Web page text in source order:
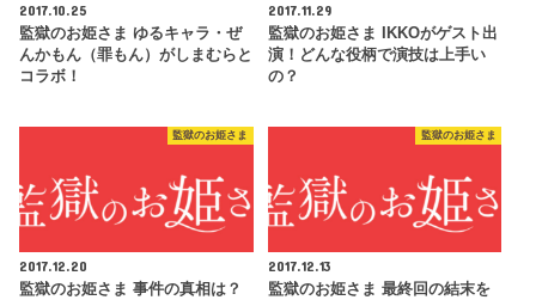
2017.10.25
監獄のお姫さま ゆるキャラ・ぜ
んかもん（罪もん）がしまむらと
コラボ！
2017.11.29
監獄のお姫さま IKKOがゲスト出
演！どんな役柄で演技は上手い
の？
監獄のお姫さま
2017.12.20
監獄のお姫さま 事件の真相は？
監獄のお姫さま
2017.12.13
監獄のお姫さま 最終回の結末を